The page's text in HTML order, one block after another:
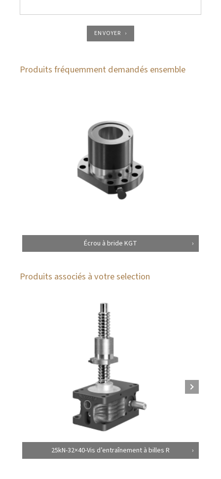
ENVOYER
Produits fréquemment demandés ensemble
Écrou à bride KGT
Produits associés à votre selection
25kN-32×40-Vis d’entraînement à billes R